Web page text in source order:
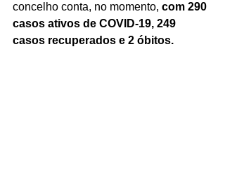
concelho conta, no momento, com 290
casos ativos de COVID-19, 249
casos recuperados e 2 óbitos.